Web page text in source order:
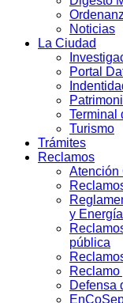
Noticias
La Ciudad
Portal
Terminal
Turismo
Trámites
Reclamos
Atención
y Energía
pública
Defensa